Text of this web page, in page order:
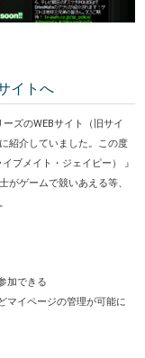
イトへ
ズのWEBサイト（旧サイ
紹介していました。この度
ブメイト・ジェイピー） 』
がゲームで競いあえる等、
加できる
マイページの管理が可能に